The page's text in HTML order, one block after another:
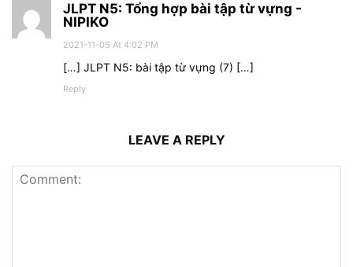
JLPT N5: Tổng hợp bài tập từ vựng -
NIPIKO
2021-11-05 At 4:02 PM
[…] JLPT N5: bài tập từ vựng (7) […]
Reply
LEAVE A REPLY